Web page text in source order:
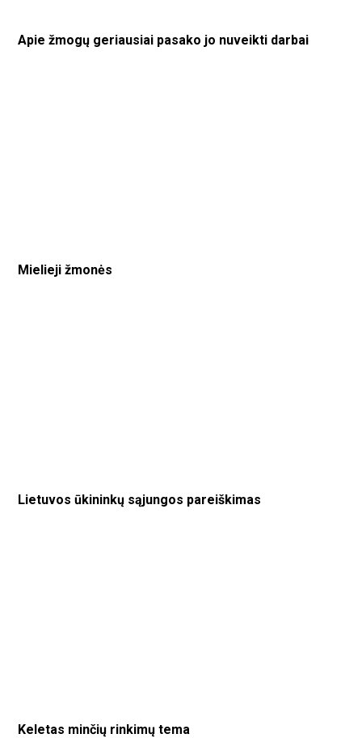
Apie žmogų geriausiai pasako jo nuveikti darbai
Mielieji žmonės
Lietuvos ūkininkų sąjungos pareiškimas
Keletas minčių rinkimų tema